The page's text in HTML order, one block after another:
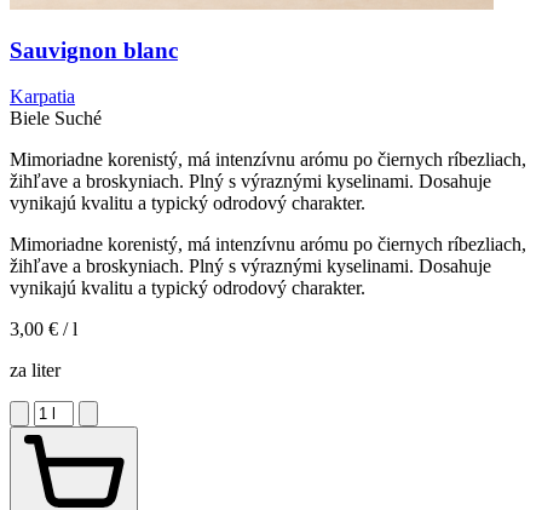
Sauvignon blanc
Karpatia
Biele Suché
Mimoriadne korenistý, má intenzívnu arómu po čiernych ríbezliach,
žihľave a broskyniach. Plný s výraznými kyselinami. Dosahuje
vynikajú kvalitu a typický odrodový charakter.
Mimoriadne korenistý, má intenzívnu arómu po čiernych ríbezliach,
žihľave a broskyniach. Plný s výraznými kyselinami. Dosahuje
vynikajú kvalitu a typický odrodový charakter.
3,00 € / l
za liter